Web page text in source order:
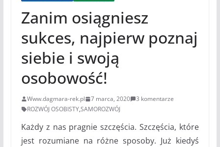
Zanim osiągniesz
sukces, najpierw poznaj
siebie i swoją
osobowość!
Www.dagmara-rek.pl 7 marca, 2020
3 komentarze
ROZWÓJ OSOBISTY,SAMOROZWÓJ
Każdy z nas pragnie szczęścia. Szczęścia, które
jest rozumiane na różne sposoby. Już kiedyś